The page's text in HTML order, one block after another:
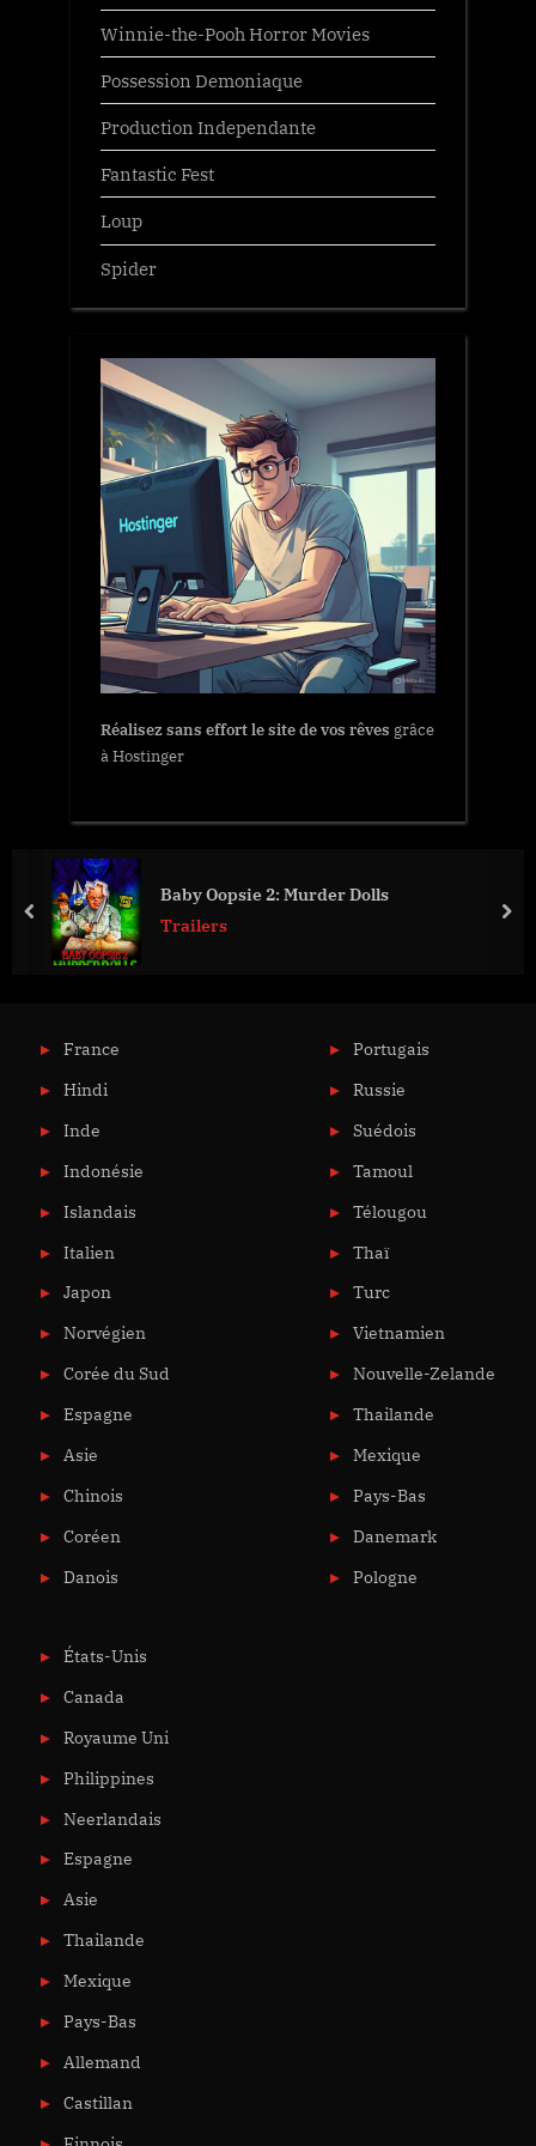
Winnie-the-Pooh Horror Movies
Possession Demoniaque
Production Independante
Fantastic Fest
Loup
Spider
Réalisez sans effort le site de vos rêves grâce
à Hostinger
Baby Oopsie 2: Murder Dolls
Trailers
prev
France
Hindi
Inde
Indonésie
Islandais
Italien
Japon
Norvégien
Corée du Sud
Espagne
Asie
Chinois
Coréen
Danois
Portugais
Russie
Suédois
Tamoul
Télougou
Thaï
Turc
Vietnamien
Nouvelle-Zelande
Thailande
Mexique
Pays-Bas
Danemark
Pologne
États-Unis
Canada
Royaume Uni
Philippines
Neerlandais
Espagne
Asie
Thailande
Mexique
Pays-Bas
Allemand
Castillan